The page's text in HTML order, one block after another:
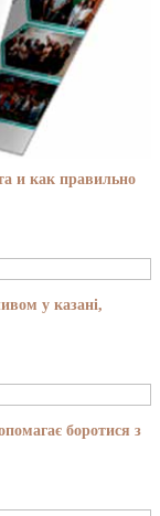
и как правильно
у казані,
боротися з